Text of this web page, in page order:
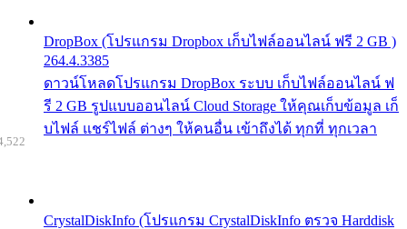
DropBox (โปรแกรม Dropbox เก็บไฟล์ออนไลน์ ฟรี 2 GB )
264.4.3385
ดาวน์โหลดโปรแกรม DropBox ระบบ เก็บไฟล์ออนไลน์ ฟ
รี 2 GB รูปแบบออนไลน์ Cloud Storage ให้คุณเก็บข้อมูล เก็
บไฟล์ แชร์ไฟล์ ต่างๆ ให้คนอื่น เข้าถึงได้ ทุกที่ ทุกเวลา
CrystalDiskInfo (โปรแกรม CrystalDiskInfo ตรวจ Harddisk